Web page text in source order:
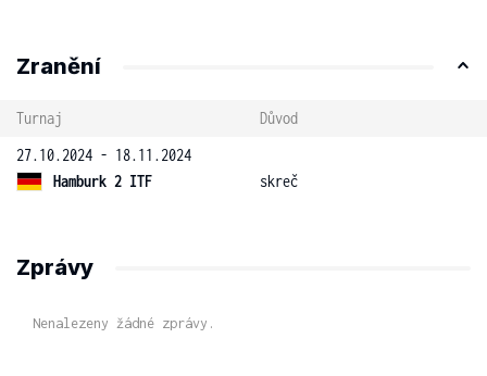
Zranění
Turnaj
Důvod
27.10.2024 - 18.11.2024
Hamburk 2 ITF
skreč
Zprávy
Nenalezeny žádné zprávy.